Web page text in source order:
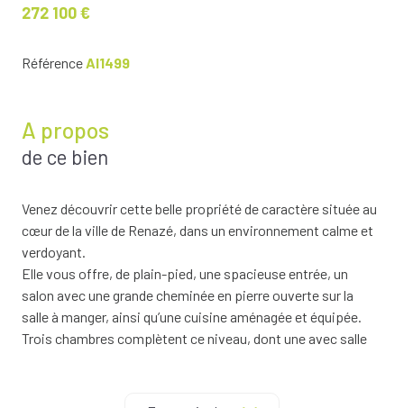
272 100 €
RéférenceAI1499
A propos
de ce bien
Venez découvrir cette belle propriété de caractère située au
cœur de la ville de Renazé, dans un environnement calme et
verdoyant.
Elle vous offre, de plain-pied, une spacieuse entrée, un
salon avec une grande cheminée en pierre ouverte sur la
salle à manger, ainsi qu’une cuisine aménagée et équipée.
Trois chambres complètent ce niveau, dont une avec salle
Un ascenseur, accessible depuis le rez-de-chaussée, facilite